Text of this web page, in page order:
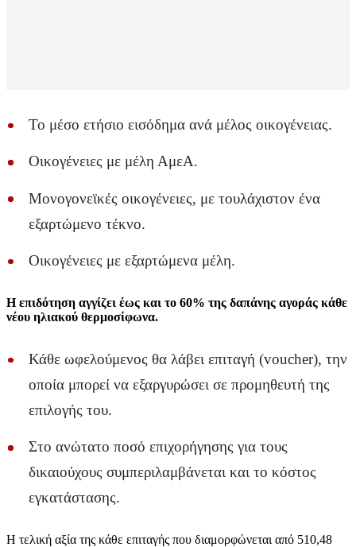
Το μέσο ετήσιο εισόδημα ανά μέλος οικογένειας.
Οικογένειες με μέλη ΑμεΑ.
Μονογονεϊκές οικογένειες, με τουλάχιστον ένα
εξαρτώμενο τέκνο.
Οικογένειες με εξαρτώμενα μέλη.
Η επιδότηση αγγίζει έως και το 60% της δαπάνης αγοράς κάθε
νέου ηλιακού θερμοσίφωνα.
Κάθε ωφελούμενος θα λάβει επιταγή (voucher), την
οποία μπορεί να εξαργυρώσει σε προμηθευτή της
επιλογής του.
Στο ανώτατο ποσό επιχορήγησης για τους
δικαιούχους συμπεριλαμβάνεται και το κόστος
εγκατάστασης.
Η τελική αξία της κάθε επιταγής που διαμορφώνεται από 510,48